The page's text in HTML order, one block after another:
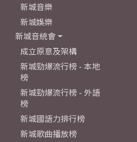
新城音樂
新城娛樂
新城音統會
成立原意及架構
新城勁爆流行榜 - 本地
榜
新城勁爆流行榜 - 外語
榜
新城國語力排行榜
新城歌曲播放榜